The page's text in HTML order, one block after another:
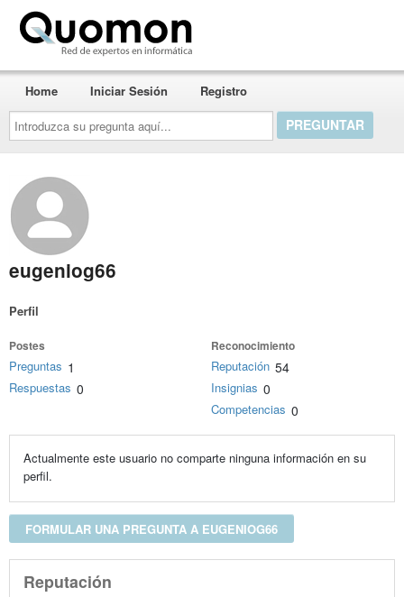
Introduzca
su
pregunta
aquí...
Home Iniciar Sesión Registro
eugeniog66
Perfil
Postes
Preguntas 1
Respuestas 0
Reconocimiento
Reputación 54
Insignias 0
Competencias 0
Actualmente este usuario no comparte ninguna información en su
perfil.
FORMULAR UNA PREGUNTA A EUGENIOG66
Reputación